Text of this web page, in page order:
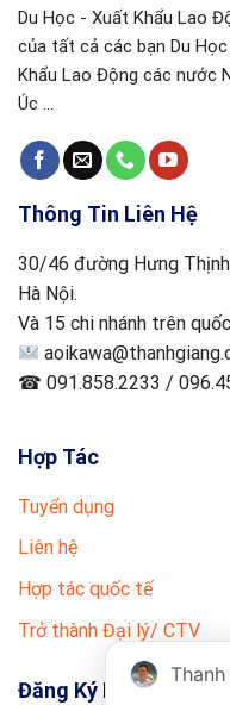
Du Học - Xuất Khẩu Lao
của tất cả các bạn Du
Khẩu Lao Động các nước
Úc ...
Thông Tin Liên Hệ
30/46 đường Hưng
Hà Nội.
Và 15 chi nhánh trên
☎ 091.858.2233 /
Hợp Tác
Tuyển dụng
Liên hệ
Hợp tác quốc tế
Trở thành Đại lý/ CTV
Đăng Ký Nhận Tin